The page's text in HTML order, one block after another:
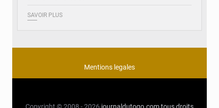
SAVOIR PLUS
Mentions legales
Copyright © 2008 - 2026 journaldutogo.comtous droits